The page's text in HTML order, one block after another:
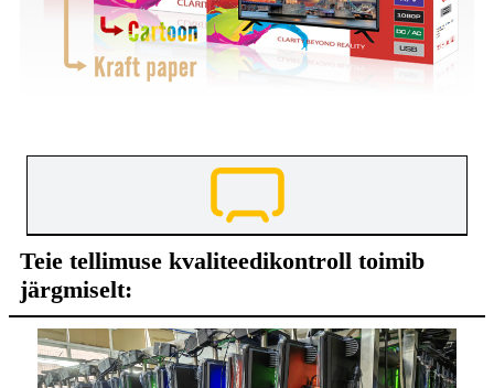
Teie tellimuse kvaliteedikontroll toimib
järgmiselt: